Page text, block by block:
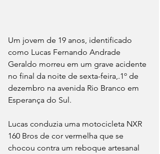
Um jovem de 19 anos, identificado
como Lucas Fernando Andrade
Geraldo morreu em um grave acidente
no final da noite de sexta-feira,.1º de
dezembro na avenida Rio Branco em
Esperança do Sul.
Lucas conduzia uma motocicleta NXR
160 Bros de cor vermelha que se
chocou contra um reboque artesanal